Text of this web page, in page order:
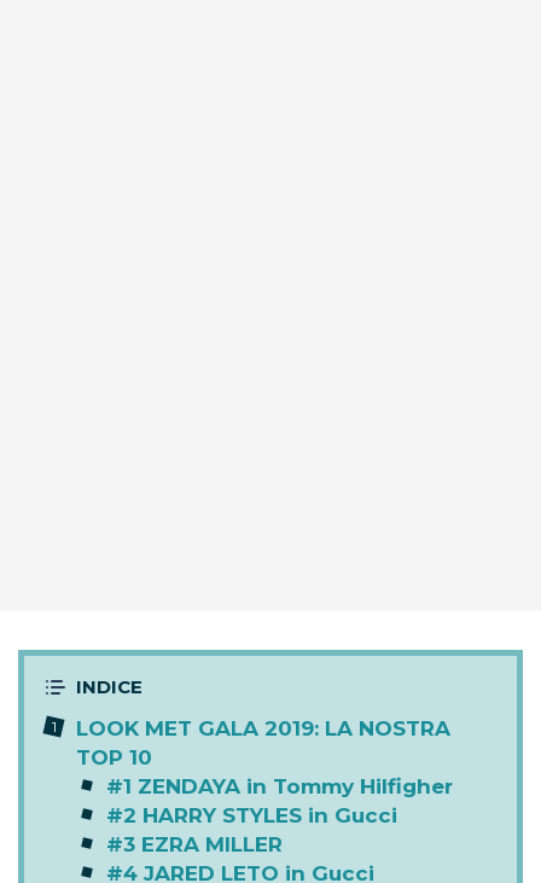
LOOK MET GALA 2019: LA NOSTRA
TOP 10
#1 ZENDAYA in Tommy Hilfigher
#2 HARRY STYLES in Gucci
#3 EZRA MILLER
#4 JARED LETO in Gucci